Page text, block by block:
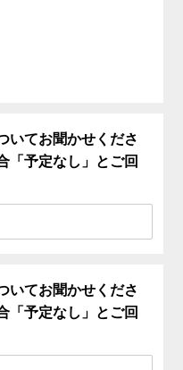
いてお聞かせくださ
「予定なし」とご回
いてお聞かせくださ
「予定なし」とご回